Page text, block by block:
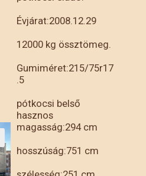
Évjárat:2008.12.29
12000 kg össztömeg.
Gumiméret:215/75r17
.5
pótkocsi belső
hasznos
magasság:294 cm
hosszúság:751 cm